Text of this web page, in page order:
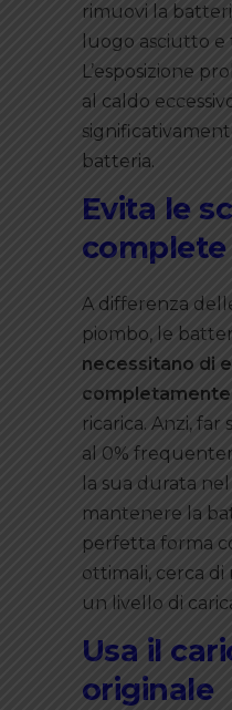
rimuovi la
luogo asciutto
L’esposizione
al caldo
batteria.
Evita le
complete
A differenza
piombo, le
necessitano di
completamente
ricarica. Anzi, far
al 0%
la sua durata
mantenere la
perfetta forma
ottimali, cerca
un livello di
Usa il
originale